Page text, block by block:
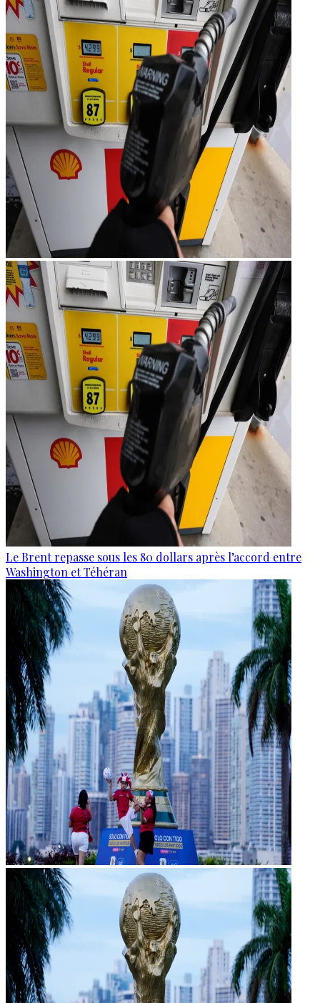
Le Brent repasse sous les 80 dollars après l’accord entre
Washington et Téhéran